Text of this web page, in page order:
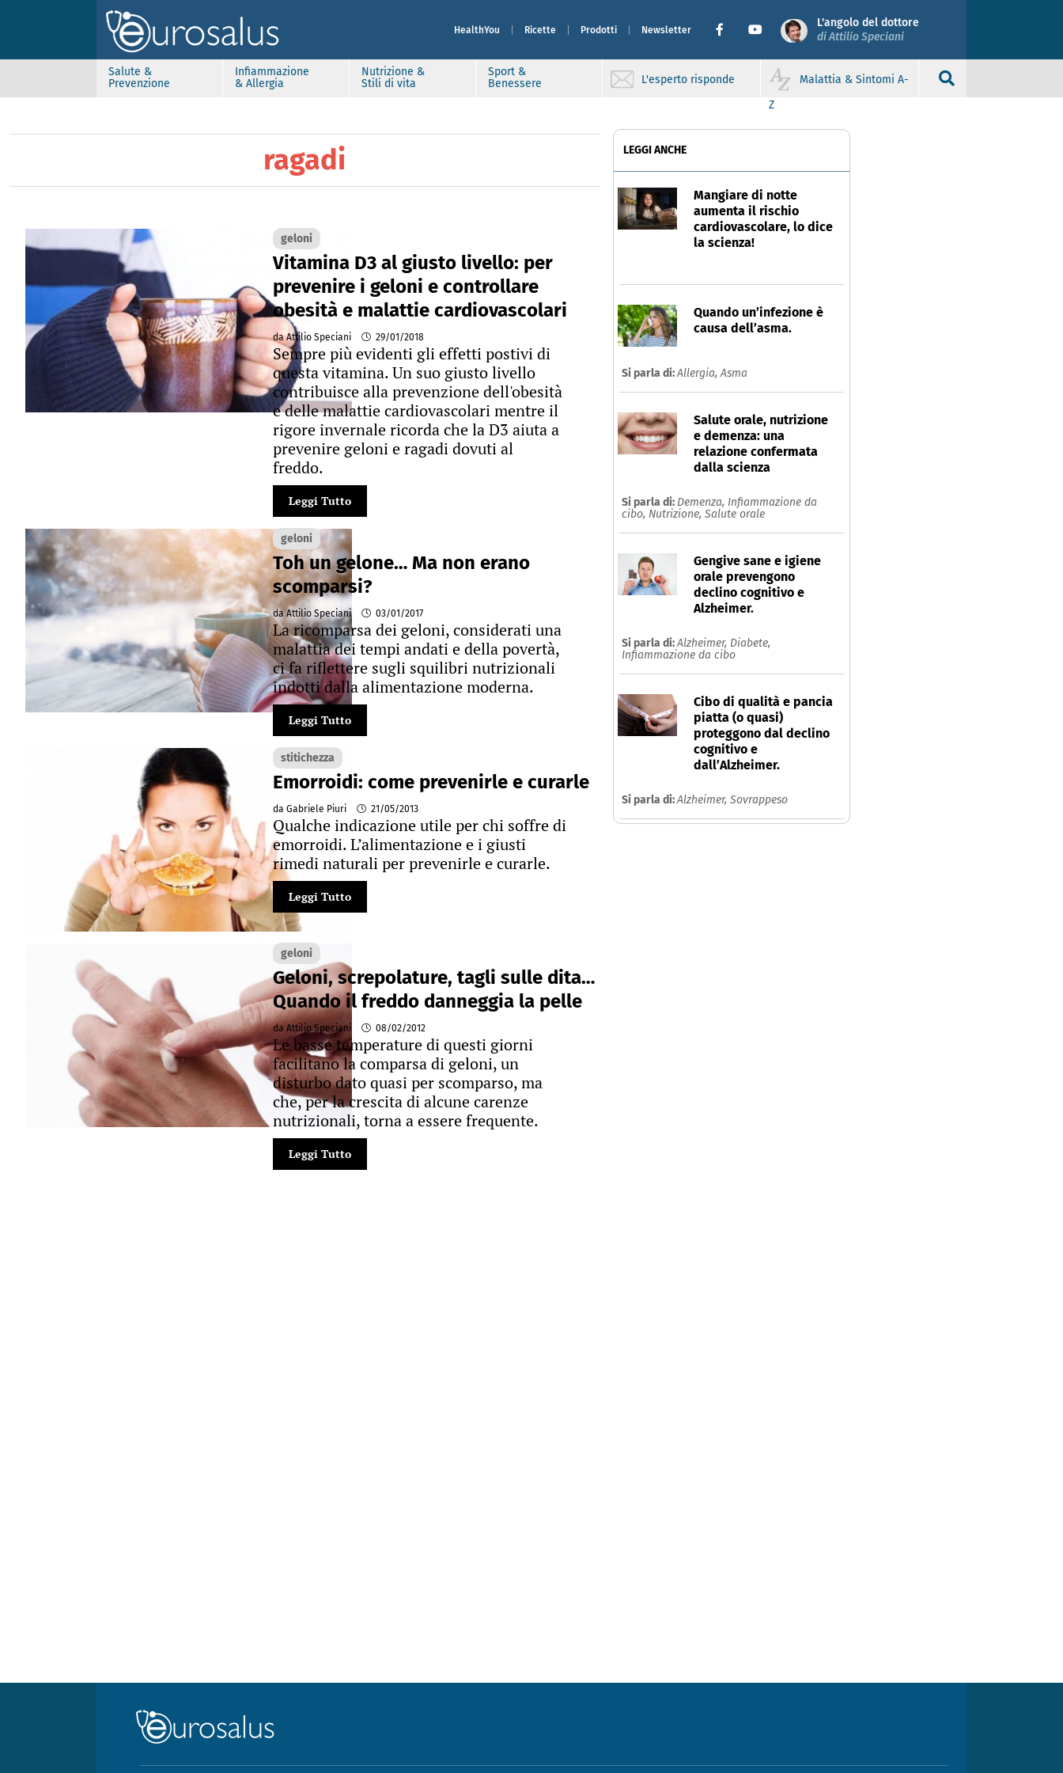
HealthYou Ricette Prodotti Newsletter
L'angolo del dottore
di Attilio Speciani
Salute &
Prevenzione
Infiammazione
& Allergia
Nutrizione &
Stili di vita
Sport &
Benessere
L'esperto risponde
Malattia & Sintomi A-
Z
ragadi
geloni
Vitamina D3 al giusto livello: per
prevenire i geloni e controllare
obesità e malattie cardiovascolari
da Attilio Speciani 29/01/2018
Sempre più evidenti gli effetti postivi di
questa vitamina. Un suo giusto livello
contribuisce alla prevenzione dell'obesità
e delle malattie cardiovascolari mentre il
rigore invernale ricorda che la D3 aiuta a
prevenire geloni e ragadi dovuti al
freddo.
Leggi Tutto
geloni
Toh un gelone… Ma non erano
scomparsi?
da Attilio Speciani 03/01/2017
La ricomparsa dei geloni, considerati una
malattia dei tempi andati e della povertà,
ci fa riflettere sugli squilibri nutrizionali
indotti dalla alimentazione moderna.
Leggi Tutto
stitichezza
Emorroidi: come prevenirle e curarle
da Gabriele Piuri 21/05/2013
Qualche indicazione utile per chi soffre di
emorroidi. L’alimentazione e i giusti
rimedi naturali per prevenirle e curarle.
Leggi Tutto
geloni
Geloni, screpolature, tagli sulle dita…
Quando il freddo danneggia la pelle
da Attilio Speciani 08/02/2012
Le basse temperature di questi giorni
facilitano la comparsa di geloni, un
disturbo dato quasi per scomparso, ma
che, per la crescita di alcune carenze
nutrizionali, torna a essere frequente.
Leggi Tutto
LEGGI ANCHE
Mangiare di notte
aumenta il rischio
cardiovascolare, lo dice
la scienza!
Quando un’infezione è
causa dell’asma.
Si parla di:Allergia,Asma
Salute orale, nutrizione
e demenza: una
relazione confermata
dalla scienza
Si parla di: Demenza, Infiammazione da
cibo, Nutrizione, Salute orale
Gengive sane e igiene
orale prevengono
declino cognitivo e
Alzheimer.
Si parla di:Alzheimer, Diabete,
Infiammazione da cibo
Cibo di qualità e pancia
piatta (o quasi)
proteggono dal declino
cognitivo e
dall’Alzheimer.
Si parla di:Alzheimer, Sovrappeso